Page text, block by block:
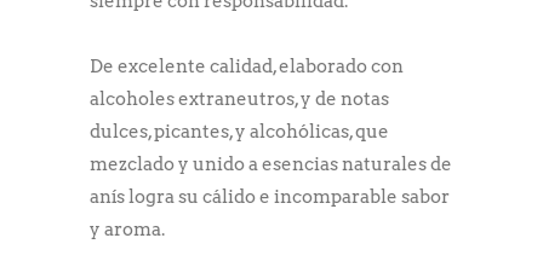
De excelente calidad, elaborado con
alcoholes extraneutros, y de notas
dulces, picantes, y alcohólicas, que
mezclado y unido a esencias naturales de
anís logra su cálido e incomparable sabor
y aroma.